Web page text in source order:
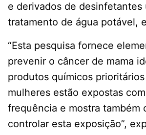
e derivados de desinfetantes
tratamento de água potável,
“Esta pesquisa fornece
prevenir o câncer de mama
produtos químicos
mulheres estão expostas
frequência e mostra também
controlar esta exposição”,